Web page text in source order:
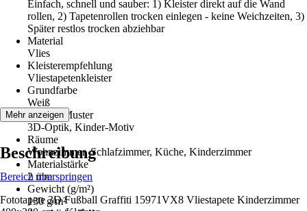
Einfach, schnell und sauber: 1) Kleister direkt auf die Wand
rollen, 2) Tapetenrollen trocken einlegen - keine Weichzeiten, 3)
Später restlos trocken abziehbar
Material
Vlies
Kleisterempfehlung
Vliestapetenkleister
Grundfarbe
Weiß
Dekor / Muster
3D-Optik, Kinder-Motiv
Räume
Wohnzimmer, Schlafzimmer, Küche, Kinderzimmer
Materialstärke
2 mm
Gewicht (g/m²)
130 g/m²
Mehr anzeigen
Beschreibung
Bereich überspringen
Fototapete 3D Fußball Graffiti 15971VX8 Vliestapete Kinderzimmer